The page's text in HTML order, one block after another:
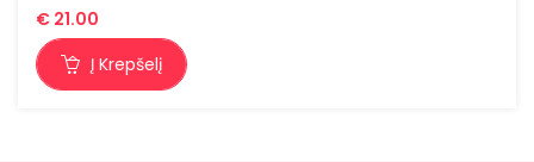
€ 21.00
Į Krepšelį